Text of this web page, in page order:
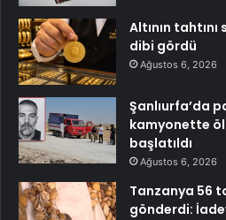
Altının
dibi gördü
Ağustos 6, 2026
Şanlıurfa’da
kamyonette
başlatıldı
Ağustos 6, 2026
Tanzanya 56
gönderdi: